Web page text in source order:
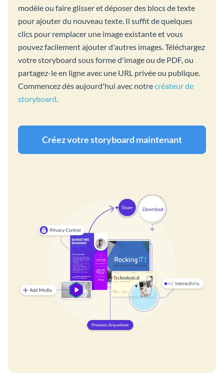
modèle ou faire glisser et déposer des blocs de texte
pour ajouter du nouveau texte. Il suffit de quelques
clics pour remplacer une image existante et vous
pouvez facilement ajouter d'autres images. Téléchargez
votre storyboard sous forme d'image ou de PDF, ou
partagez-le en ligne avec une URL privée ou publique.
Commencez dès aujourd'hui avec notrecréateur de
storyboard.
Créez votre storyboard maintenant